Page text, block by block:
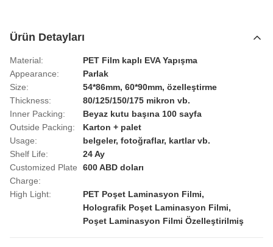
Ürün Detayları
Material:
PET Film kaplı EVA Yapışma
Appearance:
Parlak
Size:
54*86mm, 60*90mm, özelleştirme
Thickness:
80/125/150/175 mikron vb.
Inner Packing:
Beyaz kutu başına 100 sayfa
Outside Packing:
Karton + palet
Usage:
belgeler, fotoğraflar, kartlar vb.
Shelf Life:
24 Ay
Customized Plate
Charge:
600 ABD doları
High Light: PET Poşet Laminasyon Filmi,
Holografik Poşet Laminasyon Filmi,
Poşet Laminasyon Filmi Özelleştirilmiş